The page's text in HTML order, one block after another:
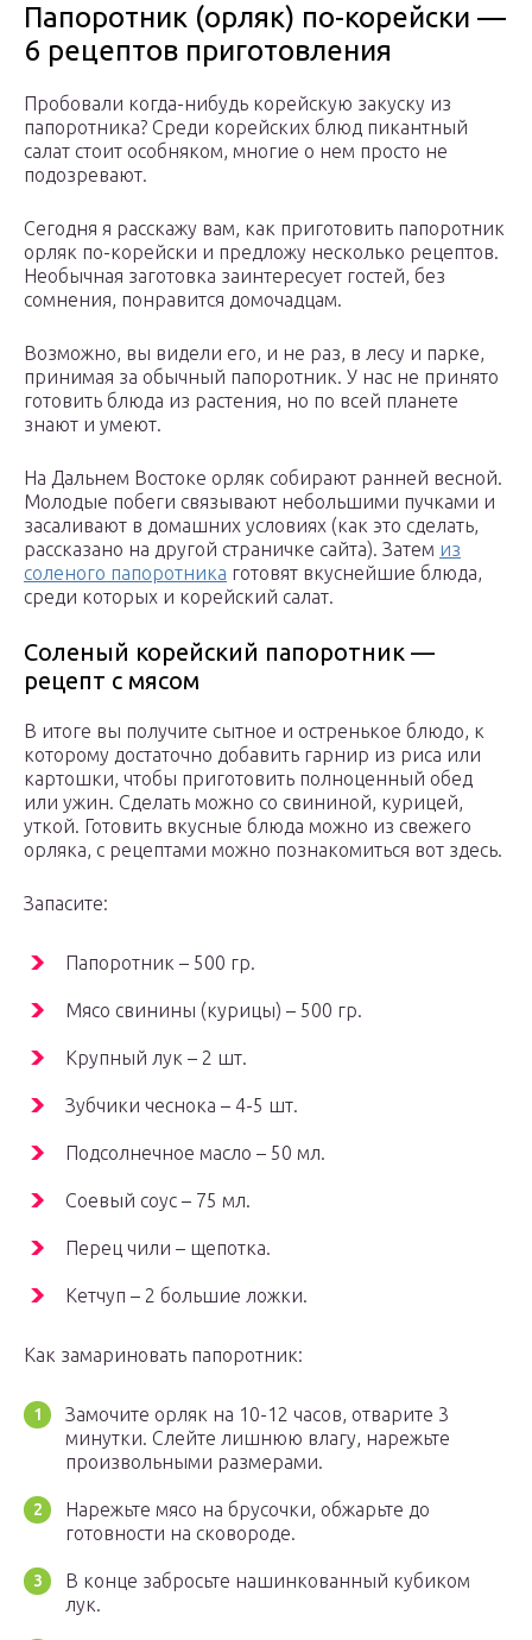
Папоротник (орляк) по-корейски —
6 рецептов приготовления
Пробовали когда-нибудь корейскую закуску из
папоротника? Среди корейских блюд пикантный
салат стоит особняком, многие о нем просто не
подозревают.
Сегодня я расскажу вам, как приготовить папоротник
орляк по-корейски и предложу несколько рецептов.
Необычная заготовка заинтересует гостей, без
сомнения, понравится домочадцам.
Возможно, вы видели его, и не раз, в лесу и парке,
принимая за обычный папоротник. У нас не принято
готовить блюда из растения, но по всей планете
знают и умеют.
На Дальнем Востоке орляк собирают ранней весной.
Молодые побеги связывают небольшими пучками и
засаливают в домашних условиях (как это сделать,
рассказано на другой страничке сайта). Затем из
соленого папоротника готовят вкуснейшие блюда,
среди которых и корейский салат.
Соленый корейский папоротник —
рецепт с мясом
В итоге вы получите сытное и остренькое блюдо, к
которому достаточно добавить гарнир из риса или
картошки, чтобы приготовить полноценный обед
или ужин. Сделать можно со свининой, курицей,
уткой. Готовить вкусные блюда можно из свежего
орляка, с рецептами можно познакомиться вот здесь.
Запасите:
Папоротник – 500 гр.
Мясо свинины (курицы) – 500 гр.
Крупный лук – 2 шт.
Зубчики чеснока – 4-5 шт.
Подсолнечное масло – 50 мл.
Соевый соус – 75 мл.
Перец чили – щепотка.
Кетчуп – 2 большие ложки.
Как замариновать папоротник:
Замочите орляк на 10-12 часов, отварите 3
минутки. Слейте лишнюю влагу, нарежьте
произвольными размерами.
Нарежьте мясо на брусочки, обжарьте до
готовности на сковороде.
В конце забросьте нашинкованный кубиком
лук.